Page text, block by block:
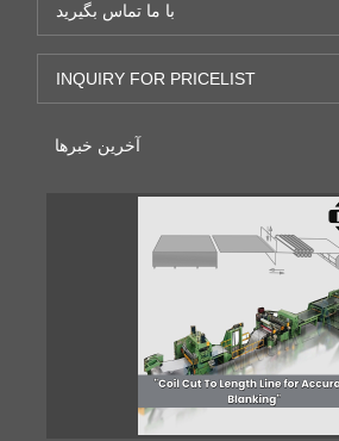
با ما تماس بگیرید
INQUIRY FOR PRICELIST
آخرین خبرها